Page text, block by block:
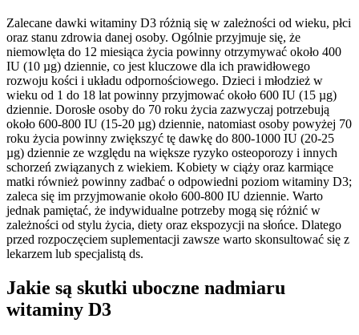
Zalecane dawki witaminy D3 różnią się w zależności od wieku, płci
oraz stanu zdrowia danej osoby. Ogólnie przyjmuje się, że
niemowlęta do 12 miesiąca życia powinny otrzymywać około 400
IU (10 µg) dziennie, co jest kluczowe dla ich prawidłowego
rozwoju kości i układu odpornościowego. Dzieci i młodzież w
wieku od 1 do 18 lat powinny przyjmować około 600 IU (15 µg)
dziennie. Dorosłe osoby do 70 roku życia zazwyczaj potrzebują
około 600-800 IU (15-20 µg) dziennie, natomiast osoby powyżej 70
roku życia powinny zwiększyć tę dawkę do 800-1000 IU (20-25
µg) dziennie ze względu na większe ryzyko osteoporozy i innych
schorzeń związanych z wiekiem. Kobiety w ciąży oraz karmiące
matki również powinny zadbać o odpowiedni poziom witaminy D3;
zaleca się im przyjmowanie około 600-800 IU dziennie. Warto
jednak pamiętać, że indywidualne potrzeby mogą się różnić w
zależności od stylu życia, diety oraz ekspozycji na słońce. Dlatego
przed rozpoczęciem suplementacji zawsze warto skonsultować się z
lekarzem lub specjalistą ds.
Jakie są skutki uboczne nadmiaru
witaminy D3